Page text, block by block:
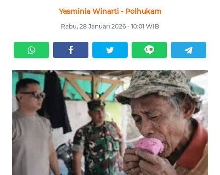
Yasminia Winarti - Polhukam
Rabu, 28 Januari 2026 - 10:01 WIB
KRIMINAL
EKUIN
SAINS-TEKNO
KESEHATAN
INTERNASIONAL